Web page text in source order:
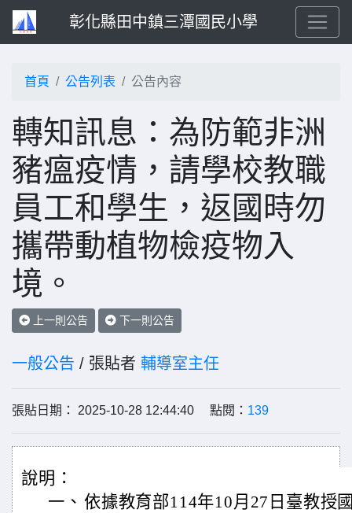
彰化縣田中鎮三潭國民小學
首頁 公告列表 公告內容
轉知訊息：為防範非洲
豬瘟疫情，請學校教職
員工和學生，返國時勿
攜帶動植物檢疫物入
境。
上一則公告 下一則公告
一般公告 / 張貼者 輔導室主任
張貼日期： 2025-10-28 12:44:40 點閱： 139
說明：
一、 依據教育部114年10月27日臺教授